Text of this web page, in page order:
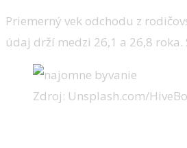
Priemerný vek odchodu z
údaj drží medzi 26,1 a 26,8
Zdroj: Unsplash.com/